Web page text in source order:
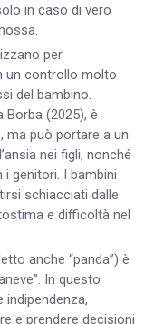
in caso di vero
per
un controllo molto
del bambino.
(2025), è
ma può portare a un
nei figli, nonché
genitori. I bambini
schiacciati dalle
e difficoltà nel
anche “panda”) è
In questo
indipendenza,
e prendere decisioni